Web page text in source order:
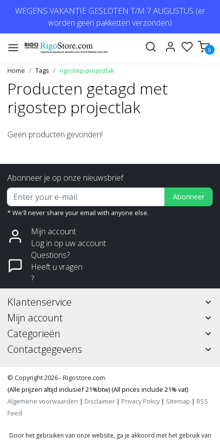
WEGENS VAKANTIE GESLOTEN T/M 7 AUGUSTUS (er
worden geen pakketten verzonden)
0
Home Tags rigostep projectlak
Producten getagd met
rigostep projectlak
Geen producten gevonden!
Abonneer je op onze nieuwsbrief
Abonneer
* We'll never share your email with anyone else.
Mijn account
Log in op uw account
Questions?
Heeft u vragen
?
Klantenservice
Mijn account
Categorieën
Contactgegevens
© Copyright 2026 - Rigostore.com
(Alle prijzen altijd inclusief 21%btw) (All prices include 21% vat)
Algemene voorwaarden | Disclaimer | Privacy Policy| Sitemap | RSS
Feed
Door het gebruiken van onze website, ga je akkoord met het gebruik van